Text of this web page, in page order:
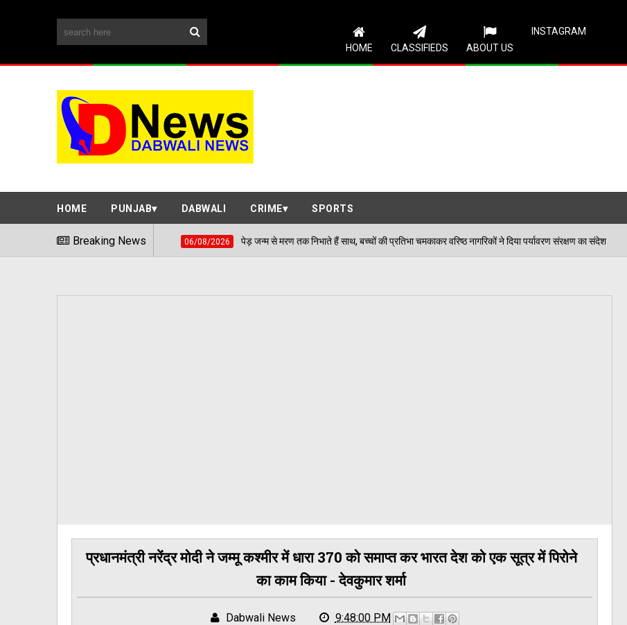
HOME CLASSIFIEDS ABOUT US
INSTAGRAM
HOME PUNJAB DABWALI CRIME SPORTS
Breaking News
06/08/2026 पेड़ जन्म से मरण तक निभाते हैं साथ, बच्चों की प्रतिभा चमकाकर वरिष्ठ नागरिकों ने दिया पर्यावरण संरक्षण का संदेश 06/08/2026
प्रधानमंत्री नरेंद्र मोदी ने जम्मू कश्मीर में धारा 370 को समाप्त कर भारत देश को एक सूत्र में पिरोने
का काम किया - देवकुमार शर्मा
Dabwali News 9:48:00 PM